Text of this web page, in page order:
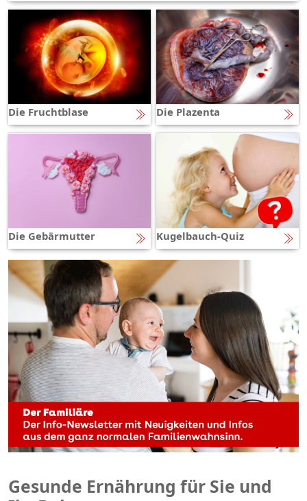
Die Fruchtblase Die Plazenta
Die Gebärmutter Kugelbauch-Quiz
Gesunde Ernährung für Sie und